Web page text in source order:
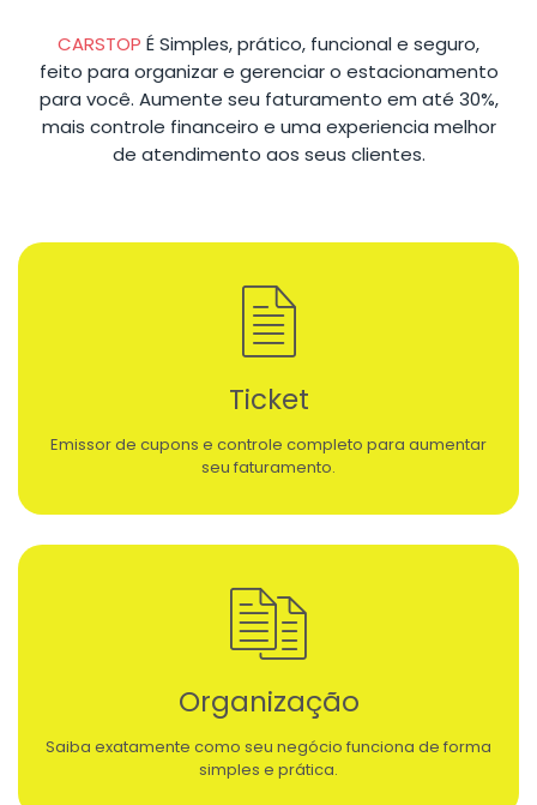
CARSTOP É Simples, prático, funcional e seguro,
feito para organizar e gerenciar o estacionamento
para você. Aumente seu faturamento em até 30%,
mais controle financeiro e uma experiencia melhor
de atendimento aos seus clientes.
Ticket
Emissor de cupons e controle completo para aumentar
seu faturamento.
Organização
Saiba exatamente como seu negócio funciona de forma
simples e prática.